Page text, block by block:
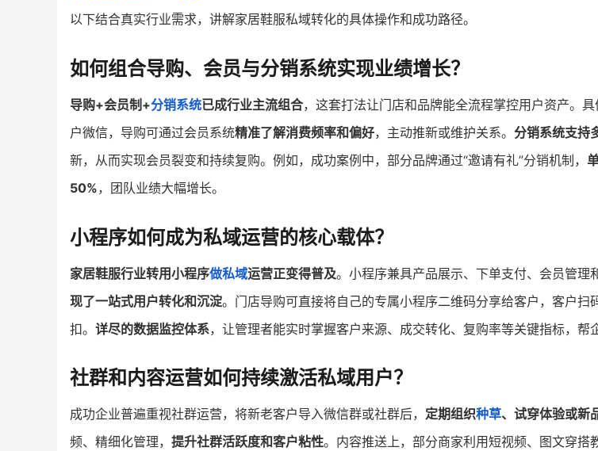
以下结合真实行业需求，讲解家居鞋服私域转化的具体操作和成功路径。
如何组合导购、会员与分销系统实现业绩增长？
导购+会员制+分销系统已成行业主流组合，这套打法让门店和品牌能全流程掌控用户资产。
户微信，导购可通过会员系统精准了解消费频率和偏好，主动推新或维护关系。 分销系统支持
新，从而实现会员裂变和持续复购。例如，成功案例中，部分品牌通过“邀请有礼”分销机制，
50%，团队业绩大幅增长。
小程序如何成为私域运营的核心载体？
家居鞋服行业转用小程序做私域运营正变得普及。小程序兼具产品展示、下单支付、会员管理
现了一站式用户转化和沉淀。门店导购可直接将自己的专属小程序二维码分享给客户，客户扫
扣。 详尽的数据监控体系，让管理者能实时掌握客户来源、成交转化、复购率等关键指标，帮
社群和内容运营如何持续激活私域用户？
成功企业普遍重视社群运营，将新老客户导入微信群或社群后， 定期组织种草、试穿体验或新
频、精细化管理， 提升社群活跃度和客户粘性。内容推送上，部分商家利用短视频、图文穿搭